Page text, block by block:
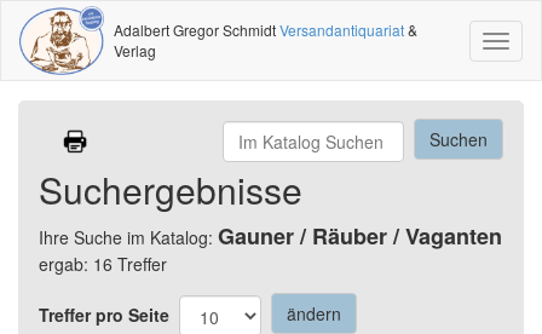
Adalbert Gregor SchmidtVersandantiquariat&
Verlag
Suchergebnisse
Ihre Suche im Katalog: Gauner / Räuber / Vaganten
ergab: 16 Treffer
Treffer pro Seite